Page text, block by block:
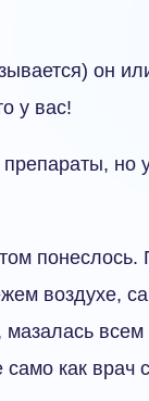
он
у вас!
но
воздухе,
всем
как врач